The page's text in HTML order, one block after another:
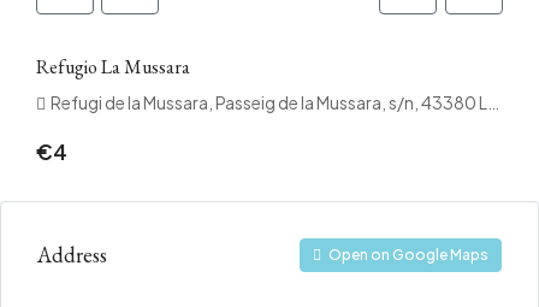
Refugio La Mussara
Refugi de la Mussara, Passeig de la Mussara, s/n, 43380 La Mussara, Tarragona
€4
Address Open on Google Maps